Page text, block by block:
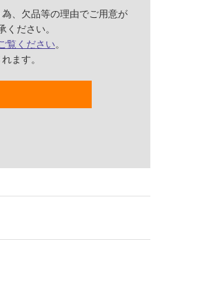
、欠品等の理由でご用意が
ください。
覧ください。
ます。